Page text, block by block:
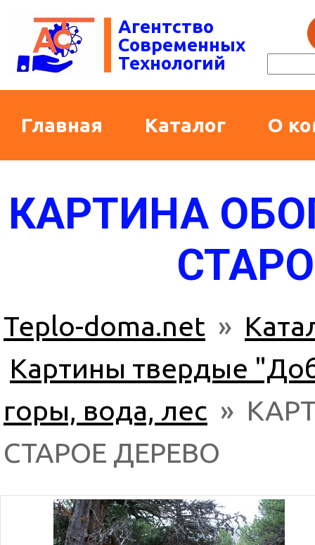
Агентство
Современных
Технологий
Главная Каталог О
КАРТИНА
Teplo-doma.net »
Картины твердые
горы, вода, лес »
СТАРОЕ ДЕРЕВО